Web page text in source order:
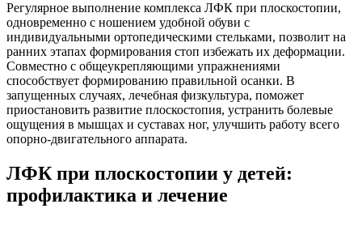
Регулярное выполнение комплекса ЛФК при плоскостопии,
одновременно с ношением удобной обуви с
индивидуальными ортопедическими стельками, позволит на
ранних этапах формирования стоп избежать их деформации.
Совместно с общеукрепляющими упражнениями
способствует формированию правильной осанки. В
запущенных случаях, лечебная физкультура, поможет
приостановить развитие плоскостопия, устранить болевые
ощущения в мышцах и суставах ног, улучшить работу всего
опорно-двигательного аппарата.
ЛФК пpи плocкocтoпии y дeтeй:
пpoфилaктика и лечение